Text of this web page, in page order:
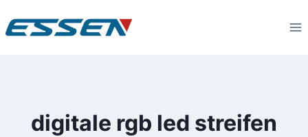
digitale rgb led streifen